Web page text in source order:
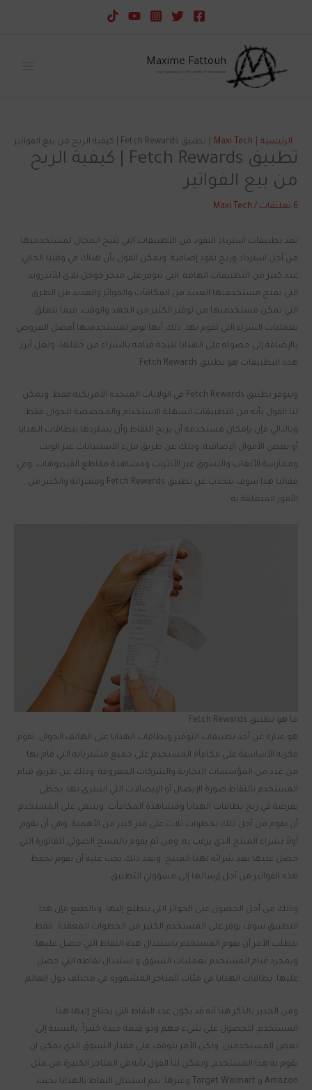
Maxime Fattouh
your gateway to the world of knowledge
الرئيسية Maxi Tech تطبيق Fetch Rewards | كيفية الربح من بيع الفواتير
تطبيق Fetch Rewards | كيفية الربح
من بيع الفواتير
6 تعليقات /
Maxi Tech
تعد تطبيقات استرداد النقود من التطبيقات التي تتيح المجال لمستخدميها
من أجل استرداد وربح نقود إضافية. ويمكن القول بأن هناك في وقتنا الحالي
عدد كبير من التطبيقات الهامة. التي تتوفر على متجر جوجل بلاي للأندرويد
التي تمنح مستخدميها العديد من المكافآت والجوائز والعديد من الطرق.
التي تمكن مستخدميها من توفير الكثير من الجهد والوقت. فيما يتعلق
بعمليات الشراء التي تقوم بها، ذلك أنها توفر لمستخدميها أفضل العروض.
بالإضافة إلى حصوله على الهدايا نتيجة قيامه بالشراء من خلالها، ولعل أبرز
هذه التطبيقات هو تطبيق Fetch Rewards.
ويتوفر تطبيق Fetch Rewards في الولايات المتحدة الأمريكية فقط. ويمكن
لنا القول بأنه من التطبيقات السهلة الاستخدام والمخصصة للجوال فقط.
وبالتالي فإن بإمكان مستخدمه أن يربح النقاط وأن يستردها ببطاقات الهدايا
أو بعض الأموال الإضافية. وذلك عن طريق ملء الاستبيانات عبر الويب
وممارسة الألعاب والتسوق عبر الأنترنت ومشاهدة مقاطع الفيديوهات. وفي
مقالنا هذا سوف نتحدث عن تطبيق Fetch Rewards ومميزاته والكثير من
الأمور المتعلقة به.
ما هو تطبيق Fetch Rewards
هو عبارة عن أحد تطبيقات التوفير وبطاقات الهدايا على الهاتف الجوال. تقوم
فكرته الأساسية على مكافأة المستخدم على جميع مشترياته التي قام بها
من عدد من المؤسسات التجارية والشركات المعروفة. وذلك عن طريق قيام
المستخدم بالتقاط صورة الإيصال أو الإيصالات التي اشترى بها. يحظى
بفرصة في ربح بطاقات الهدايا ومشاهدة المكافآت. وينبغي على المستخدم
أن يقوم من أجل ذلك بخطوات ثلاث على قدر كبير من الأهمية. وهي أن يقوم
أولاً بشراء المنتج الذي يرغب به. ومن ثم يقوم بالمسح الضوئي للفاتورة التي
حصل عليها بعد شرائه لهذا المنتج. وبعد ذلك يجب عليه أن يقوم بحفظ
هذه الفواتير من أجل إرسالها إلى مسؤولي التطبيق.
وذلك من أجل الحصول على الجوائز التي يتطلع إليها. وبالطبع فإن هذا
التطبيق سوف يوفر على المستخدم الكثير من الخطوات المعقدة. فقط
يتطلب الأمر أن يقوم المستخدم باستبدال هذه النقاط التي حصل عليها.
وبمجرد قيام المستخدم بعمليات التسوق و استبدال نقاطه التي حصل
عليها. بطاقات الهدايا في مئات المتاجر المشهورة في مختلف دول العالم.
ومن الجدير بالذكر هنا أنه قد يكون عدد النقاط التي يحتاج إليها هذا
المستخدم. للحصول على شيء مهم وذو قيمة جيدة كثيراً. بالنسبة إلى
بعض المستخدمين. ولكن الأمر يتوقف على مقدار التسوق الذي يمكن ان
يقوم به هذا المستخدم. ويمكن لنا القول بأنه في المتاجر الكبيرة من مثل
Amazon و Target Walmart وغيرها. يتم استبدال النقاط بالهدايا بحيث